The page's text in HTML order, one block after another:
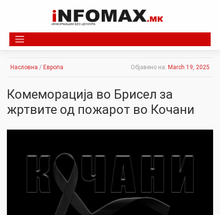
Насловна / Европа Објавено на: March 19, 2025
Комеморација во Брисел за
жртвите од пожарот во Кочани